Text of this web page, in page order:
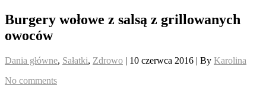
Burgery wołowe z salsą z grillowanych
owoców
Dania główne, Sałatki, Zdrowo | 10 czerwca 2016 | By Karolina
No comments